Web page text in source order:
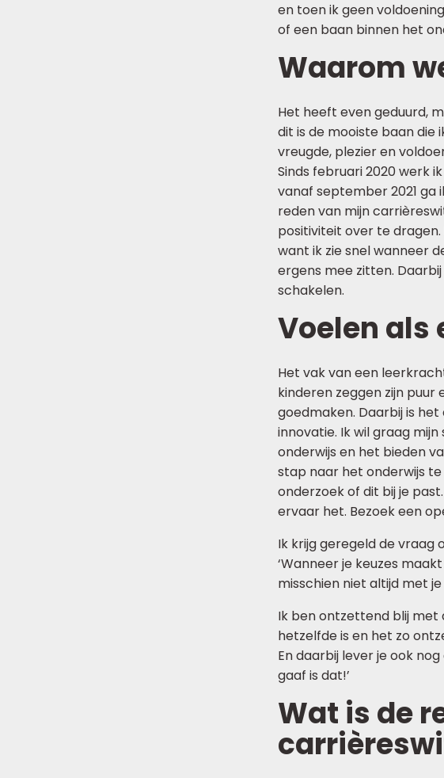
en toen ik geen
of een baan binnen het
Waarom
Het heeft even geduurd,
dit is de mooiste baan die
vreugde, plezier en
Sinds februari 2020 werk
vanaf september 2021 ga
reden van mijn
positiviteit over te
want ik zie snel wanneer
ergens mee zitten.
schakelen.
Voelen als
Het vak van een
kinderen zeggen zijn puur
goedmaken. Daarbij is
innovatie. Ik wil graag
onderwijs en het bieden
stap naar het onderwijs te
onderzoek of dit bij je
ervaar het. Bezoek een
Ik krijg geregeld de vraag
‘Wanneer je keuzes
misschien niet altijd met
Ik ben ontzettend blij met
hetzelfde is en het zo
En daarbij lever je ook
gaaf is dat!’
Wat is de